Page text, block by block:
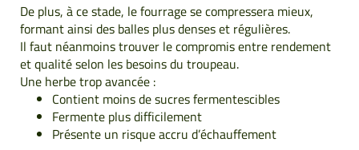
De plus, à ce stade, le fourrage se compressera mieux,
formant ainsi des balles plus denses et régulières.
Il faut néanmoins trouver le compromis entre rendement
et qualité selon les besoins du troupeau.
Une herbe trop avancée :
Contient moins de sucres fermentescibles
Fermente plus difficilement
Présente un risque accru d’échauffement